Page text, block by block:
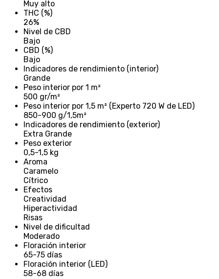
Muy alto
THC (%)
26%
Nivel de CBD
Bajo
CBD (%)
Bajo
Indicadores de rendimiento (interior)
Grande
Peso interior por 1 m²
500 gr/m²
Peso interior por 1,5 m² (Experto 720 W de LED)
850-900 g/1,5m²
Indicadores de rendimiento (exterior)
Extra Grande
Peso exterior
0,5-1,5 kg
Aroma
Caramelo
Cítrico
Efectos
Creatividad
Hiperactividad
Risas
Nivel de dificultad
Moderado
Floración interior
65-75 días
Floración interior (LED)
58-68 días